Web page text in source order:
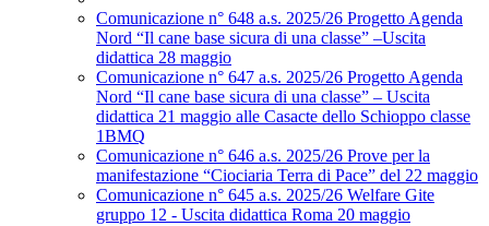
Comunicazione n° 648 a.s. 2025/26 Progetto Agenda
Nord “Il cane base sicura di una classe” –Uscita
didattica 28 maggio
Comunicazione n° 647 a.s. 2025/26 Progetto Agenda
Nord “Il cane base sicura di una classe” – Uscita
didattica 21 maggio alle Casacte dello Schioppo classe
1BMQ
Comunicazione n° 646 a.s. 2025/26 Prove per la
manifestazione “Ciociaria Terra di Pace” del 22 maggio
Comunicazione n° 645 a.s. 2025/26 Welfare Gite
gruppo 12 - Uscita didattica Roma 20 maggio